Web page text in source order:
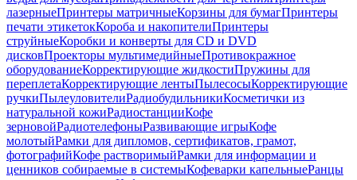
лазерныеПринтеры матричныеКорзины для бумагПринтеры
печати этикетокКороба и накопителиПринтеры
струйныеКоробки и конверты для CD и DVD
дисковПроекторы мультимедийныеПротивокражное
оборудованиеКорректирующие жидкостиПружины для
переплетаКорректирующие лентыПылесосыКорректирующие
ручкиПылеуловителиРадиобудильникиКосметички из
натуральной кожиРадиостанцииКофе
зерновойРадиотелефоныРазвивающие игрыКофе
молотыйРамки для дипломов, сертификатов, грамот,
фотографийКофе растворимыйРамки для информации и
ценников собираемые в системыКофеварки капельныеРанцы